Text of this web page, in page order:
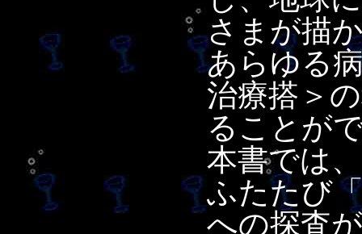
さまが描
あらゆる
治療搭＞
ることが
本書では
ふたたび
への探査